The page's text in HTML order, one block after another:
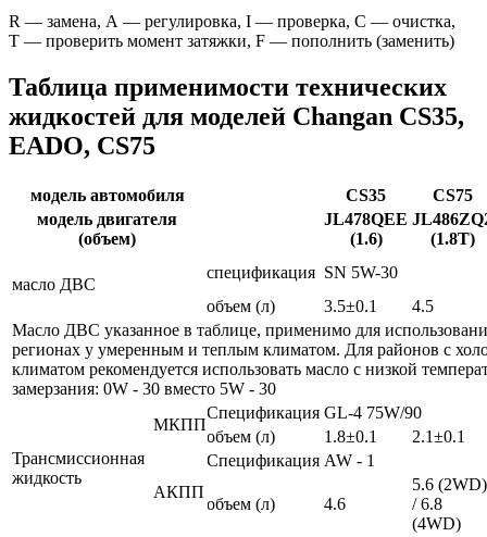
R — замена, A — регулировка, I — проверка, C — очистка,
T — проверить момент затяжки, F — пополнить (заменить)
Таблица применимости технических
жидкостей для моделей Changan CS35,
EADO, CS75
модель автомобиля CS35
CS75
модель двигателя
(объем)
JL478QEE
(1.6)
(1.8Т)
масло ДВС
спецификация SN 5W-30
объем (л)
3.5±0.1
4.5
Масло ДВС указанное в таблице, применимо для
регионах у умеренным и теплым климатом. Для районов с
климатом рекомендуется использовать масло с низкой
замерзания: 0W - 30 вместо 5W - 30
Трансмиссионная
жидкость
МКПП
Спецификация GL-4 75W/90
объем (л)
1.8±0.1 2.1±0.1
АКПП
Спецификация AW - 1
объем (л) 4.6
5.6 (2WD)
/ 6.8
(4WD)